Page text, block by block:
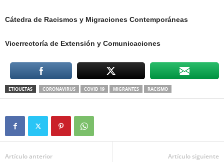
Cátedra de Racismos y Migraciones Contemporáneas
Vicerrectoría de Extensión y Comunicaciones
ETIQUETAS CORONAVIRUS COVID 19 MIGRANTES RACISMO
Artículo anterior Artículo siguiente